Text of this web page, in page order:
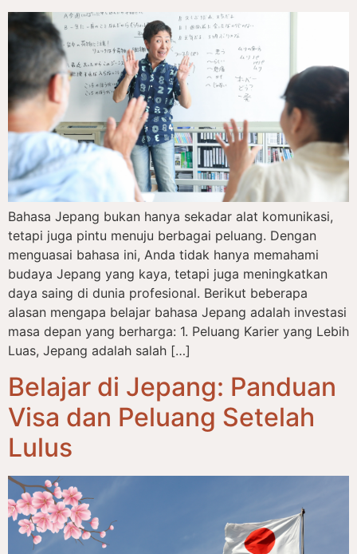
Bahasa Jepang bukan hanya sekadar alat komunikasi,
tetapi juga pintu menuju berbagai peluang. Dengan
menguasai bahasa ini, Anda tidak hanya memahami
budaya Jepang yang kaya, tetapi juga meningkatkan
daya saing di dunia profesional. Berikut beberapa
alasan mengapa belajar bahasa Jepang adalah investasi
masa depan yang berharga: 1. Peluang Karier yang Lebih
Luas, Jepang adalah salah […]
Belajar di Jepang: Panduan
Visa dan Peluang Setelah
Lulus